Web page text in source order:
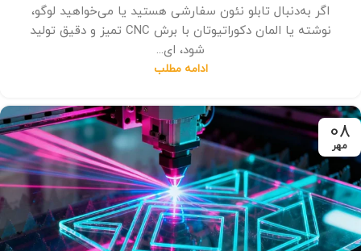
اگر به‌دنبال تابلو نئون سفارشی هستید یا می‌خواهید لوگو،
نوشته یا المان دکوراتیو‌تان با برش CNC تمیز و دقیق تولید
شود، ای...
ادامه مطلب
08
مهر